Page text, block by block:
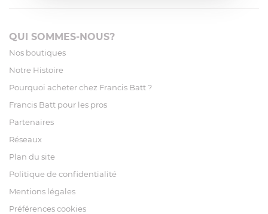
QUI SOMMES-NOUS?
Nos boutiques
Notre Histoire
Pourquoi acheter chez Francis Batt ?
Francis Batt pour les pros
Partenaires
Réseaux
Plan du site
Politique de confidentialité
Mentions légales
Préférences cookies